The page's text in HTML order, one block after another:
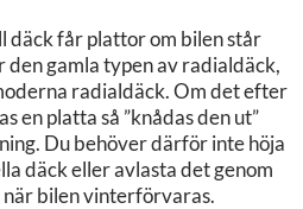
däck får plattor om bilen står
den gamla typen av radialdäck,
radialdäck. Om det efter
en platta så ”knådas den ut”
Du behöver därför inte höja
däck eller avlasta det genom
bilen vinterförvaras.